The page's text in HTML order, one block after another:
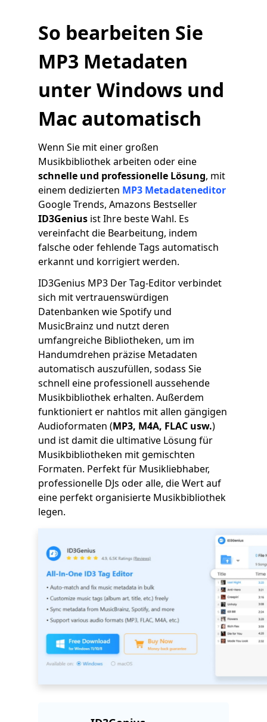
So bearbeiten Sie
MP3 Metadaten
unter Windows und
Mac automatisch
Wenn Sie mit einer großen
Musikbibliothek arbeiten oder eine
schnelle und professionelle Lösung, mit
einem dedizierten MP3 Metadateneditor
Google Trends, Amazons Bestseller
ID3Genius ist Ihre beste Wahl. Es
vereinfacht die Bearbeitung, indem
falsche oder fehlende Tags automatisch
erkannt und korrigiert werden.
ID3Genius MP3 Der Tag-Editor verbindet
sich mit vertrauenswürdigen
Datenbanken wie Spotify und
MusicBrainz und nutzt deren
umfangreiche Bibliotheken, um im
Handumdrehen präzise Metadaten
automatisch auszufüllen, sodass Sie
schnell eine professionell aussehende
Musikbibliothek erhalten. Außerdem
funktioniert er nahtlos mit allen gängigen
Audioformaten (MP3, M4A, FLAC usw.)
und ist damit die ultimative Lösung für
Musikbibliotheken mit gemischten
Formaten. Perfekt für Musikliebhaber,
professionelle DJs oder alle, die Wert auf
eine perfekt organisierte Musikbibliothek
legen.